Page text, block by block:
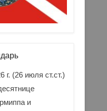
г. (26 июля ст.ст.)
и